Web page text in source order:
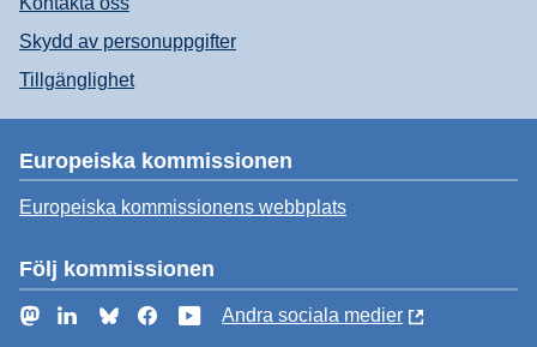
Skydd av personuppgifter
Tillgänglighet
Europeiska kommissionen
Europeiska kommissionens webbplats
Följ kommissionen
MastodonLinkedInBlueskyFacebookYouTube
Andra sociala medier